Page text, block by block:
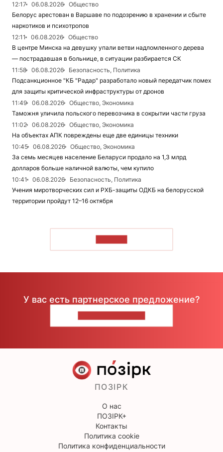
12:17
06.08.2026
Общество
Белорус арестован в Варшаве по подозрению в хранении и сбыте
наркотиков и психотропов
12:11
06.08.2026
Общество
В центре Минска на девушку упали ветви надломленного дерева
— пострадавшая в больнице, в ситуации разбирается СК
11:58
06.08.2026
Безопасность, Политика
Подсанкционное "КБ "Радар" разработало новый передатчик помех
для защиты критической инфраструктуры от дронов
11:49
06.08.2026
Общество, Экономика
Таможня уличила польского перевозчика в сокрытии части груза
11:02
06.08.2026
Общество, Экономика
На объектах АПК повреждены еще две единицы техники
10:45
06.08.2026
Общество, Экономика
За семь месяцев население Беларуси продало на 1,3 млрд
долларов больше наличной валюты, чем купило
10:41
06.08.2026
Безопасность, Политика
Учения миротворческих сил и РХБ-защиты ОДКБ на белорусской
территории пройдут 12–16 октября
У вас есть партнерское предложение?
ПОЗІРК
О нас
ПОЗІРК+
Контакты
Политика cookie
Политика конфиденциальности